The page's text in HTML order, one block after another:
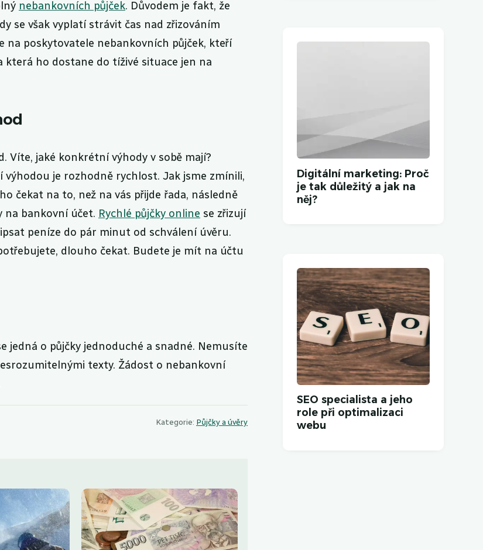
nebankovních půjček. Důvodem je fakt, že
se však vyplatí strávit čas nad zřizováním
na poskytovatele nebankovních půjček, kteří
ho dostane do tíživé situace jen na
Víte, jaké konkrétní výhody v sobě mají?
je rozhodně rychlost. Jak jsme zmínili,
čekat na to, než na vás přijde řada, následně
na bankovní účet. Rychlé půjčky online se zřizují
peníze do pár minut od schválení úvěru.
dlouho čekat. Budete je mít na účtu
jedná o půjčky jednoduché a snadné. Nemusíte
texty. Žádost o nebankovní
Kategorie: Půjčky a úvěry
Digitální marketing: Proč
je tak důležitý a jak na
něj?
SEO specialista a jeho
role při optimalizaci
webu